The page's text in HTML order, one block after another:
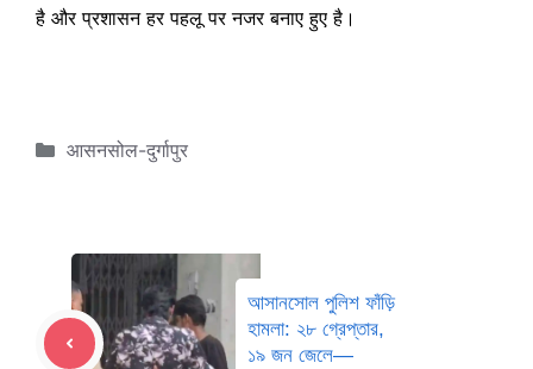
है और प्रशासन हर पहलू पर नजर बनाए हुए है।
Categories
आसनसोल-दुर्गापुर
আসানসোল পুলিশ ফাঁড়ি
হামলা: ২৮ গ্রেপ্তার,
১৯ জন জেলে—